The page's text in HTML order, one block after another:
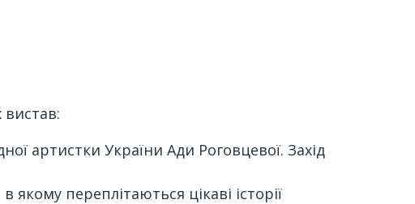
вистав:
артистки України Ади Роговцевої. Захід
переплітаються цікаві історії